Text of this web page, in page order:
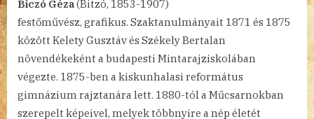
Biczó Géza(Bitzó, 1853-1907)
festőművész, grafikus. Szaktanulmányait 1871 és 1875
között Kelety Gusztáv és Székely Bertalan
növendékeként a budapesti Mintarajziskolában
végezte. 1875-ben a kiskunhalasi református
gimnázium rajztanára lett. 1880-tól a Műcsarnokban
szerepelt képeivel, melyek többnyire a nép életét